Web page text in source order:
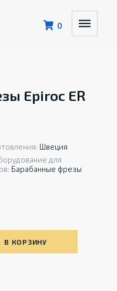
0
Epiroc ER
Швеция
для
Барабанные фрезы
В КОРЗИНУ